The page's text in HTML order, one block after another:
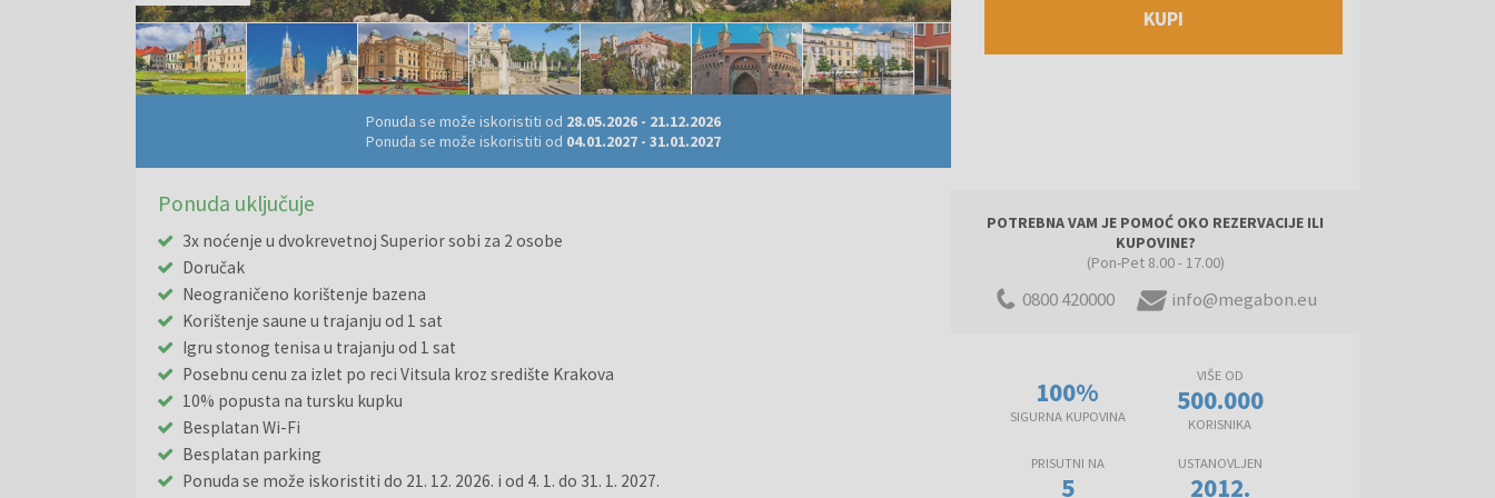
KUPI
Ponuda se može iskoristiti od 28.05.2026 - 21.12.2026
Ponuda se može iskoristiti od 04.01.2027 -31.01.2027
Ponuda uključuje
3x noćenje u dvokrevetnoj Superior sobi za 2 osobe
Doručak
Neograničeno korištenje bazena
Korištenje saune u trajanju od 1 sat
Igru stonog tenisa u trajanju od 1 sat
Posebnu cenu za izlet po reci Vitsula kroz središte Krakova
10% popusta na tursku kupku
Besplatan Wi-Fi
Besplatan parking
Ponuda se može iskoristiti do 21. 12. 2026. i od 4. 1. do 31. 1. 2027.
POTREBNA VAM JE POMOĆ OKO REZERVACIJE ILI
KUPOVINE?
(Pon-Pet 8.00 - 17.00)
0800 420000 info@megabon.eu
100%
SIGURNA KUPOVINA
VIŠE OD
500.000
KORISNIKA
PRISUTNI NA
5
USTANOVLJEN
2012.